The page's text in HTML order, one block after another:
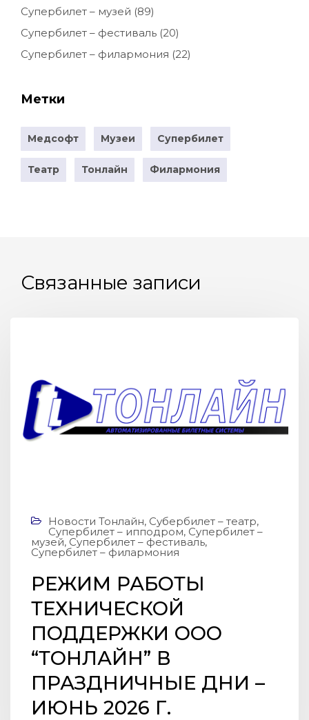
Супербилет – музей (89)
Супербилет – фестиваль (20)
Супербилет – филармония (22)
Метки
Медсофт Музеи Супербилет
Театр Тонлайн Филармония
Связанные записи
Новости Тонлайн, Субербилет – театр,
Супербилет – ипподром, Супербилет –
музей, Супербилет – фестиваль,
Супербилет – филармония
РЕЖИМ РАБОТЫ
ТЕХНИЧЕСКОЙ
ПОДДЕРЖКИ ООО
“ТOНЛАЙН” В
ПРАЗДНИЧНЫЕ ДНИ –
ИЮНЬ 2026 Г.